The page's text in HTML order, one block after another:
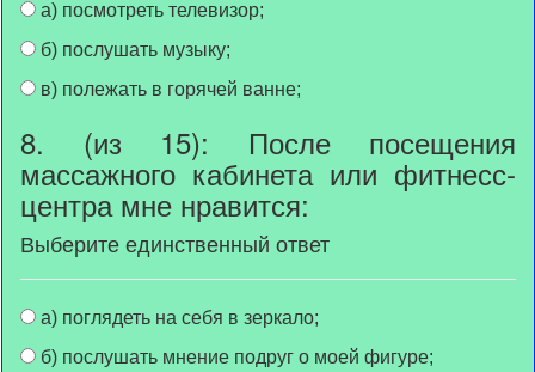
а) посмотреть телевизор;
б) послушать музыку;
в) полежать в горячей ванне;
8. (из 15): После посещения
массажного кабинета или фитнесс-
центра мне нравится:
Выберите единственный ответ
а) поглядеть на себя в зеркало;
б) послушать мнение подруг о моей фигуре;